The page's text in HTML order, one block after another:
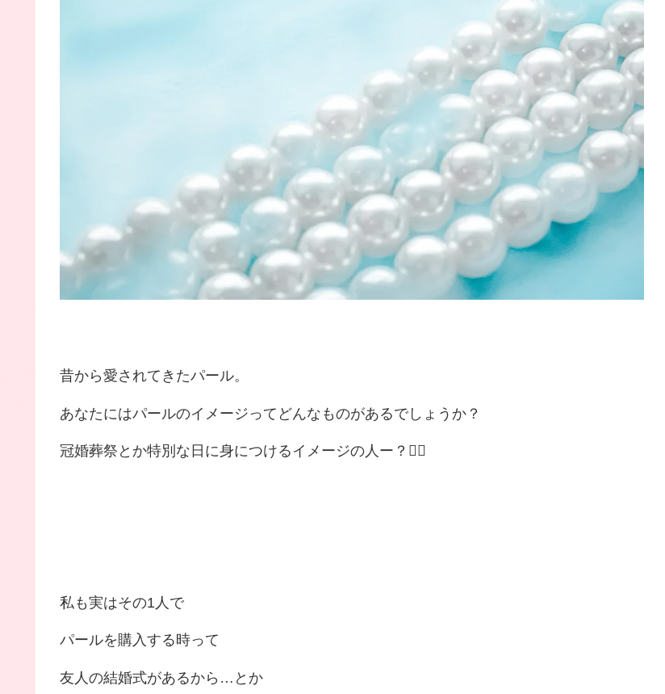
昔から愛されてきたパール。
あなたにはパールのイメージってどんなものがあるでしょうか？
冠婚葬祭とか特別な日に身につけるイメージの人ー？🙋‍♀️
私も実はその1人で
パールを購入する時って
友人の結婚式があるから…とか